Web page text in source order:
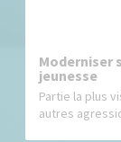
Moderniser
jeunesse
Partie la plus
autres